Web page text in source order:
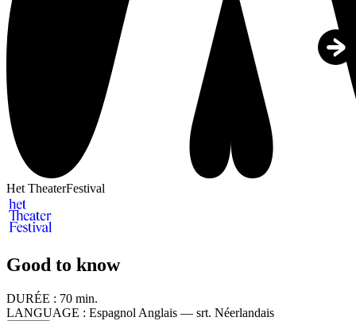
Het TheaterFestival
Good to know
DURÉE : 70 min.
LANGUAGE : Espagnol Anglais — srt. Néerlandais